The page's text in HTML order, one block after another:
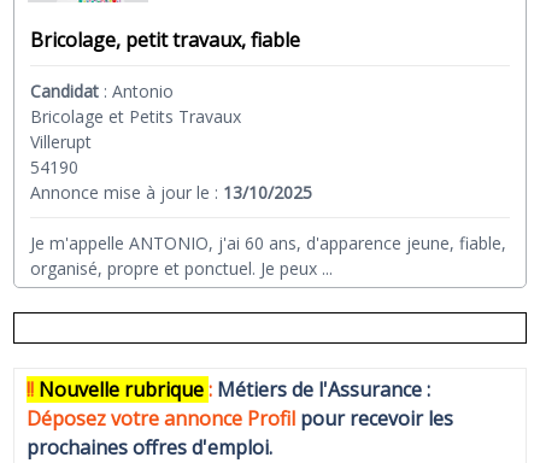
Bricolage, petit travaux, fiable
Candidat :Antonio
Bricolage et Petits Travaux
Villerupt
54190
Annonce mise à jour le : 13/10/2025
Je m'appelle ANTONIO, j'ai 60 ans, d'apparence jeune, fiable,
organisé, propre et ponctuel. Je peux ...
!! Nouvelle rubrique: Métiers de l'Assurance :
Déposez votre annonce Profil pour recevoir les
prochaines offres d'emploi.